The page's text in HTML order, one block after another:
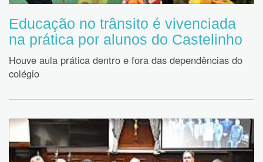
Educação no trânsito é vivenciada
na prática por alunos do Castelinho
Houve aula prática dentro e fora das dependências do
colégio